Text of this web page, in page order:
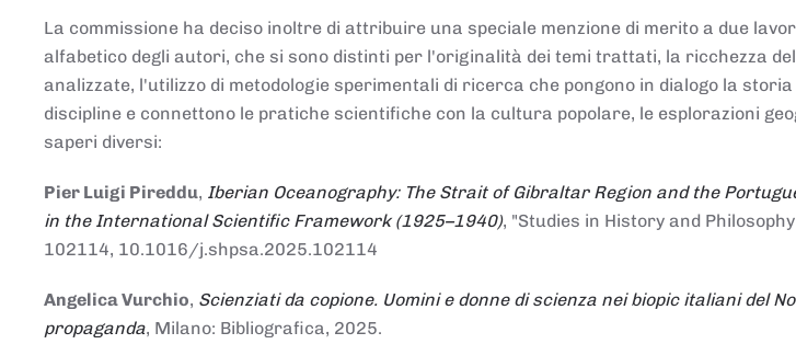
La commissione ha deciso inoltre di attribuire una speciale menzione di merito a due
alfabetico degli autori, che si sono distinti per l'originalità dei temi trattati, la ricchezza
analizzate, l'utilizzo di metodologie sperimentali di ricerca che pongono in dialogo la
discipline e connettono le pratiche scientifiche con la cultura popolare, le esplorazioni
saperi diversi:
Pier Luigi Pireddu, Iberian Oceanography: The Strait of Gibraltar Region and the
in the International Scientific Framework (1925–1940), "Studies in History and
102114, 10.1016/j.shpsa.2025.102114
Angelica Vurchio, Scienziati da copione. Uomini e donne di scienza nei biopic italiani del
propaganda, Milano: Bibliografica, 2025.